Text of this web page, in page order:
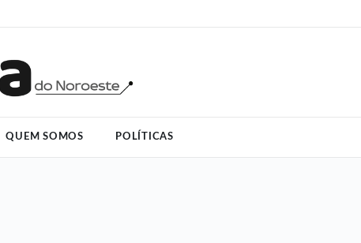
QUEM SOMOS POLÍTICAS